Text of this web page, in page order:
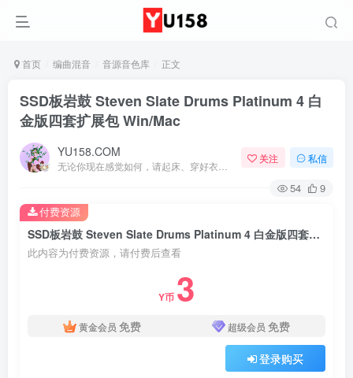
首页 编曲混音 音源音色库 正文
SSD板岩鼓 Steven Slate Drums Platinum 4 白
金版四套扩展包 Win/Mac
YU158.COM 关注 私信
54 9
SSD板岩鼓 Steven Slate Drums Platinum 4 白金版四套扩展包 Win/Mac
此内容为付费资源，请付费后查看
Y币 3
黄金会员 免费 超级会员 免费
登录购买
付费资源